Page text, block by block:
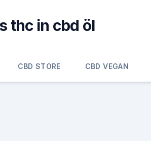
thc in cbd öl
CBD STORE CBD VEGAN